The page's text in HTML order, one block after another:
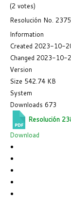
(2 votes)
Resolución No.
Information
Created 2023-10-
Changed 2023-10-
Version
Size 542.74 KB
System
Downloads 673
Resolución
Download